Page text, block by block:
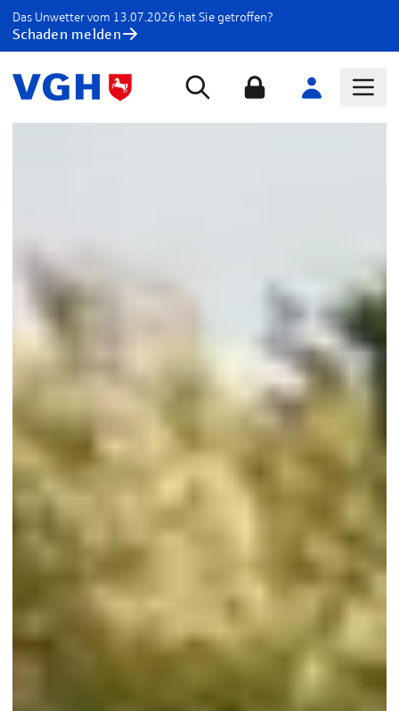
Das Unwetter vom 13.07.2026 hat Sie getroffen?
Schaden melden